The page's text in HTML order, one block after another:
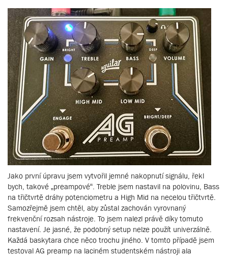
Jako první úpravu jsem vytvořil jemné nakopnutí signálu, řekl
bych, takové „preampové“. Treble jsem nastavil na polovinu, Bass
na třičtvrtě dráhy potenciometru a High Mid na necelou třičtvrtě.
Samozřejmě jsem chtěl, aby zůstal zachován vyrovnaný
frekvenční rozsah nástroje. To jsem nalezl právě díky tomuto
nastavení. Je jasné, že podobný setup nelze použít univerzálně.
Každá baskytara chce něco trochu jiného. V tomto případě jsem
testoval AG preamp na laciném studentském nástroji ala